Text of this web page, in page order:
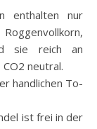
enthalten nur
sie reich an
neutral.
handlichen To-
ist frei in der